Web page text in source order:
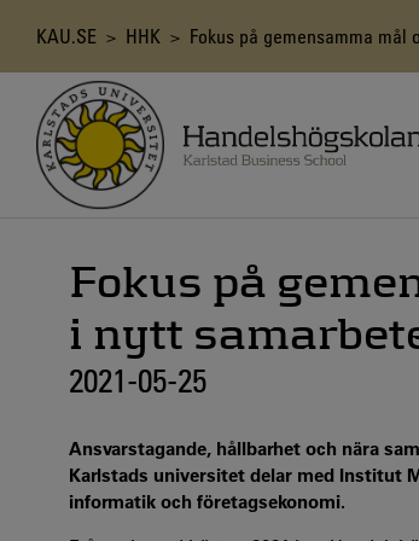
Länkstig
KAU.SE > HHK > Fokus på gemensamma mål
Fokus på
i nytt
2021-05-25
Ansvarstagande, hållbarhet och nära
Karlstads universitet delar med Institut
informatik och företagsekonomi.